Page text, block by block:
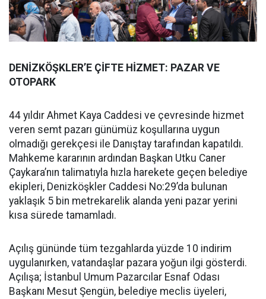
DENİZKÖŞKLER’E ÇİFTE HİZMET: PAZAR VE
OTOPARK
44 yıldır Ahmet Kaya Caddesi ve çevresinde hizmet
veren semt pazarı günümüz koşullarına uygun
olmadığı gerekçesi ile Danıştay tarafından kapatıldı.
Mahkeme kararının ardından Başkan Utku Caner
Çaykara’nın talimatıyla hızla harekete geçen belediye
ekipleri, Denizköşkler Caddesi No:29’da bulunan
yaklaşık 5 bin metrekarelik alanda yeni pazar yerini
kısa sürede tamamladı.
Açılış gününde tüm tezgahlarda yüzde 10 indirim
uygulanırken, vatandaşlar pazara yoğun ilgi gösterdi.
Açılışa; İstanbul Umum Pazarcılar Esnaf Odası
Başkanı Mesut Şengün, belediye meclis üyeleri,